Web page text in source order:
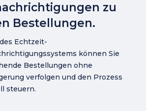
zu
Bestellungen.
Echtzeit-
können Sie
Bestellungen ohne
verfolgen und den Prozess
steuern.